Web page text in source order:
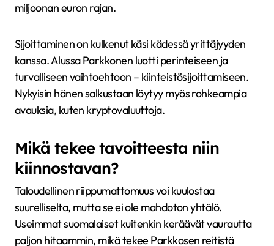
miljoonan euron rajan.
Sijoittaminen on kulkenut käsi kädessä yrittäjyyden
kanssa. Alussa Parkkonen luotti perinteiseen ja
turvalliseen vaihtoehtoon – kiinteistösijoittamiseen.
Nykyisin hänen salkustaan löytyy myös rohkeampia
avauksia, kuten kryptovaluuttoja.
Mikä tekee tavoitteesta niin
kiinnostavan?
Taloudellinen riippumattomuus voi kuulostaa
suurelliselta, mutta se ei ole mahdoton yhtälö.
Useimmat suomalaiset kuitenkin keräävät vaurautta
paljon hitaammin, mikä tekee Parkkosen reitistä